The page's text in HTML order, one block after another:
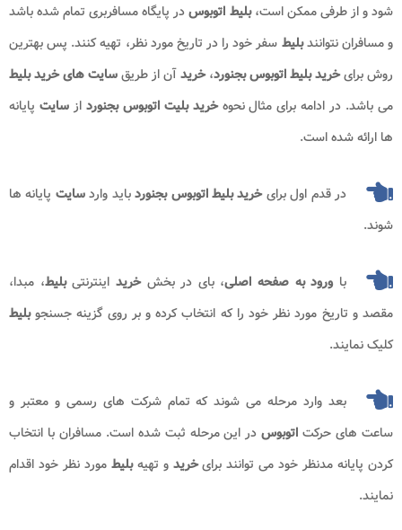
شود و از طرفی ممکن است،بلیط اتوبوسدر پایگاه مسافربری تمام شده باشد
و مسافران نتوانندبلیط سفر خود را در تاریخ مورد نظر، تهیه کنند. پس بهترین
روش برایخرید بلیط اتوبوس بجنورد،خریدآن از طریقسایت های خرید بلیط
می باشد. در ادامه برای مثال نحوهخرید بلیت اتوبوس بجنوردازسایت پایانه
ها ارائه شده است.
در قدم اول برایخرید بلیط اتوبوس بجنوردباید واردسایت پایانه ها
شوند.
با ورود به صفحه اصلی، بای در بخشخرید اینترنتیبلیط، مبدا،
مقصد و تاریخ مورد نظر خود را که انتخاب کرده و بر روی گزینه جسنجوبلیط
کلیک نمایند.
بعد وارد مرحله می شوند که تمام شرکت های رسمی و معتبر و
ساعت های حرکت اتوبوس در این مرحله ثبت شده است. مسافران با انتخاب
کردن پایانه مدنظر خود می توانند برایخریدو تهیهبلیطمورد نظر خود اقدام
نمایند.